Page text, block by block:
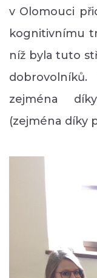
v Olomouci
kognitivnímu
níž byla tuto
zejména
(zejména díky